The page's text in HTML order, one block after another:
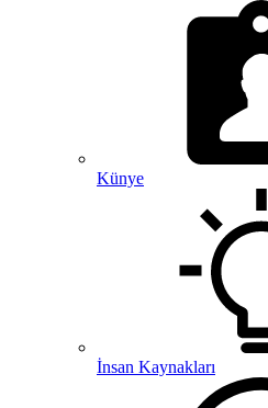
Künye
İnsan Kaynakları